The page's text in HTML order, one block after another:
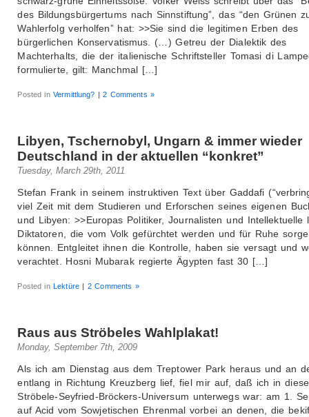
des Bildungsbürgertums nach Sinnstiftung”, das “den Grünen
Wahlerfolg verholfen” hat: >>Sie sind die legitimen Erben des
bürgerlichen Konservatismus. (…) Getreu der Dialektik des
Machterhalts, die der italienische Schriftsteller Tomasi di
formulierte, gilt: Manchmal […]
Posted inVermittlung? | 2 Comments »
Libyen, Tschernobyl, Ungarn & immer wieder
Deutschland in der aktuellen “konkret”
Tuesday, March 29th, 2011
Stefan Frank in seinem instruktiven Text über Gaddafi
viel Zeit mit dem Studieren und Erforschen seines eigenen
und Libyen: >>Europas Politiker, Journalisten und Intellektuelle
Diktatoren, die vom Volk gefürchtet werden und für Ruhe
können. Entgleitet ihnen die Kontrolle, haben sie versagt und
verachtet. Hosni Mubarak regierte Ägypten fast 30 […]
Posted inLektüre | 2 Comments »
Raus aus Ströbeles Wahlplakat!
Monday, September 7th, 2009
Als ich am Dienstag aus dem Treptower Park heraus und an
entlang in Richtung Kreuzberg lief, fiel mir auf, daß ich in
Ströbele-Seyfried-Bröckers-Universum unterwegs war: am 1.
auf Acid vom Sowjetischen Ehrenmal vorbei an denen, die